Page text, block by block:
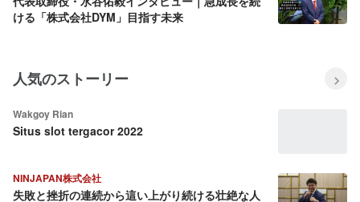
ける「株式会社DYM」目指す未来
人気のストーリー
Wakgoy Rian
Situs slot tergacor 2022
NINJAPAN株式会社
失敗と挫折の連続から這い上がり続ける壮絶な人